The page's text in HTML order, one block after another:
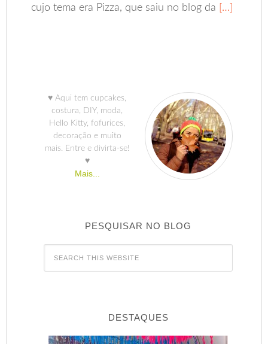
cujo tema era Pizza, que saiu no blog da […]
♥ Aqui tem cupcakes,
costura, DIY, moda,
Hello Kitty, fofurices,
decoração e muito
mais. Entre e divirta-se!
♥
Mais...
PESQUISAR NO BLOG
DESTAQUES